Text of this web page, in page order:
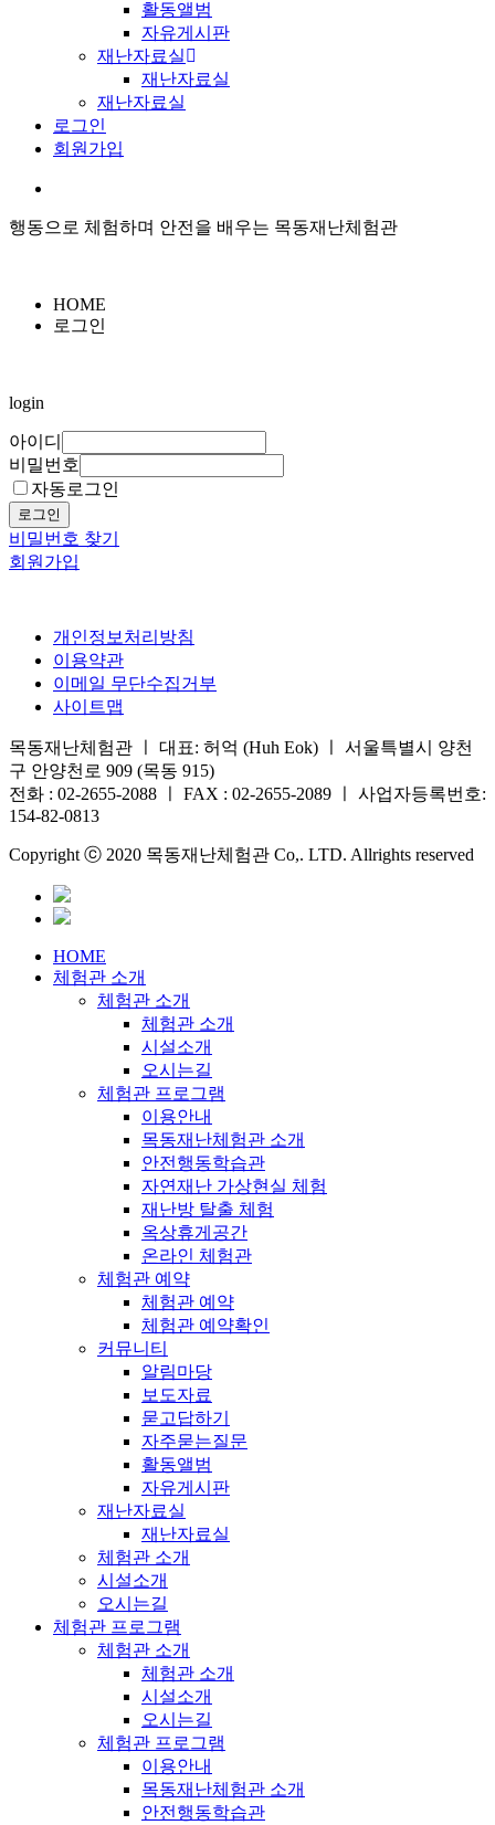
활동앨범
자유게시판
재난자료실
재난자료실
재난자료실
로그인
회원가입
행동으로 체험하며 안전을 배우는 목동재난체험관
HOME
로그인
login
아이디
비밀번호
자동로그인
로그인
비밀번호 찾기
회원가입
개인정보처리방침
이용약관
이메일 무단수집거부
사이트맵
목동재난체험관 ㅣ 대표: 허억 (Huh Eok) ㅣ 서울특별시 양천
구 안양천로 909 (목동 915)
전화 : 02-2655-2088 ㅣ FAX : 02-2655-2089 ㅣ 사업자등록번호:
154-82-0813
Copyright ⓒ 2020 목동재난체험관 Co,. LTD. Allrights reserved
HOME
체험관 소개
체험관 소개
체험관 소개
시설소개
오시는길
체험관 프로그램
이용안내
목동재난체험관 소개
안전행동학습관
자연재난 가상현실 체험
재난방 탈출 체험
옥상휴게공간
온라인 체험관
체험관 예약
체험관 예약
체험관 예약확인
커뮤니티
알림마당
보도자료
묻고답하기
자주묻는질문
활동앨범
자유게시판
재난자료실
재난자료실
체험관 소개
시설소개
오시는길
체험관 프로그램
체험관 소개
체험관 소개
시설소개
오시는길
체험관 프로그램
이용안내
목동재난체험관 소개
안전행동학습관